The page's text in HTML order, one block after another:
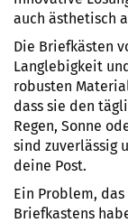
auch ästhetisch
Die Briefkästen
Langlebigkeit
robusten
dass sie den
Regen, Sonne
sind zuverlässig
deine Post.
Ein Problem,
Briefkastens